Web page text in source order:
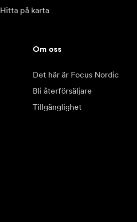
Hitta på karta
Om oss
Det här är Focus Nordic
Bli återförsäljare
Tillgänglighet